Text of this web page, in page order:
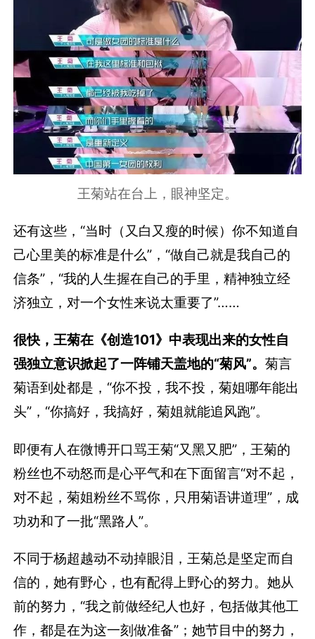
王菊站在台上，眼神坚定。
还有这些，“当时（又白又瘦的时候）你不知道自
己心里美的标准是什么”，“做自己就是我自己的
信条”，“我的人生握在自己的手里，精神独立经
济独立，对一个女性来说太重要了”……
很快，王菊在《创造101》中表现出来的女性自
强独立意识掀起了一阵铺天盖地的“菊风”。菊言
菊语到处都是，“你不投，我不投，菊姐哪年能出
头”，“你搞好，我搞好，菊姐就能追风跑”。
即便有人在微博开口骂王菊“又黑又肥”，王菊的
粉丝也不动怒而是心平气和在下面留言“对不起，
对不起，菊姐粉丝不骂你，只用菊语讲道理”，成
功劝和了一批“黑路人”。
不同于杨超越动不动掉眼泪，王菊总是坚定而自
信的，她有野心，也有配得上野心的努力。她从
前的努力，“我之前做经纪人也好，包括做其他工
作，都是在为这一刻做准备”；她节目中的努力，